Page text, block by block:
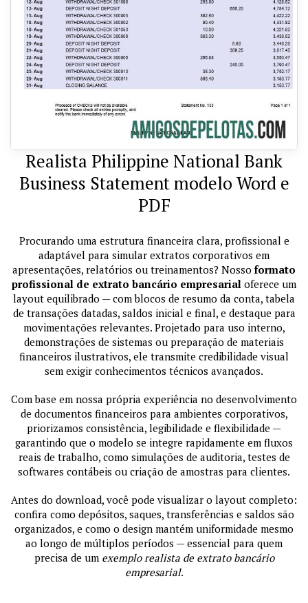
Realista Philippine National Bank
Business Statement modelo Word e
PDF
Procurando uma estrutura financeira clara, profissional e
adaptável para simular extratos corporativos em
apresentações, relatórios ou treinamentos? Nosso formato
profissional de extrato bancário empresarial oferece um
layout equilibrado — com blocos de resumo da conta, tabela
de transações datadas, saldos inicial e final, e destaque para
movimentações relevantes. Projetado para uso interno,
demonstrações de sistemas ou preparação de materiais
financeiros ilustrativos, ele transmite credibilidade visual
sem exigir conhecimentos técnicos avançados.
Com base em nossa própria experiência no desenvolvimento
de documentos financeiros para ambientes corporativos,
priorizamos consistência, legibilidade e flexibilidade —
garantindo que o modelo se integre rapidamente em fluxos
reais de trabalho, como simulações de auditoria, testes de
softwares contábeis ou criação de amostras para clientes.
Antes do download, você pode visualizar o layout completo:
confira como depósitos, saques, transferências e saldos são
organizados, e como o design mantém uniformidade mesmo
ao longo de múltiplos períodos — essencial para quem
precisa de um exemplo realista de extrato bancário
empresarial.